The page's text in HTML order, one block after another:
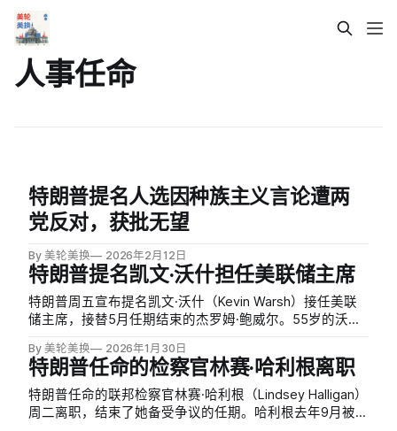
人事任命
特朗普提名人选因种族主义言论遭两
党反对，获批无望
By 美轮美换 2026年2月12日
特朗普提名凯文·沃什担任美联储主席
特朗普周五宣布提名凯文·沃什（Kevin Warsh）接任美联
储主席，接替5月任期结束的杰罗姆·鲍威尔。55岁的沃什
机期间积累了丰富经验，此前在摩根士丹利从事并购业
务。然而，他的参议院确认之路充满挑战。
By 美轮美换 2026年1月30日
特朗普任命的检察官林赛·哈利根离职
特朗普任命的联邦检察官林赛·哈利根（Lindsey Halligan）
周二离职，结束了她备受争议的任期。哈利根去年9月被任